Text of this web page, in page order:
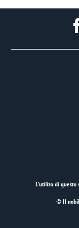
L’utilizo di
© Il